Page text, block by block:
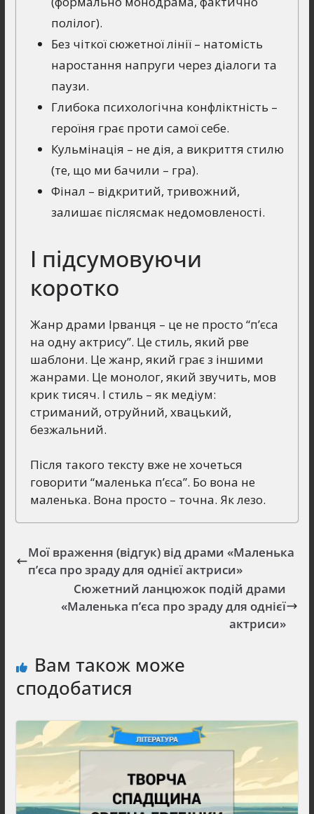
полілог).
Без чіткої сюжетної лінії – натомість
наростання напруги через діалоги та
паузи.
Глибока психологічна конфліктність –
героїня грає проти самої себе.
Кульмінація – не дія, а викриття стилю
(те, що ми бачили – гра).
Фінал – відкритий, тривожний,
залишає післясмак недомовленості.
І підсумовуючи
коротко
Жанр драми Ірванця – це не просто “п’єса
на одну актрису”. Це стиль, який рве
шаблони. Це жанр, який грає з іншими
жанрами. Це монолог, який звучить, мов
крик тисяч. І стиль – як медіум:
стриманий, отруйний, хвацький,
безжальний.
Після такого тексту вже не хочеться
говорити “маленька п’єса”. Бо вона не
маленька. Вона просто – точна. Як лезо.
Мої враження (відгук) від драми «Маленька
п’єса про зраду для однієї актриси»
Сюжетний ланцюжок подій драми
«Маленька п’єса про зраду для однієї
актриси»
Вам також може
сподобатися